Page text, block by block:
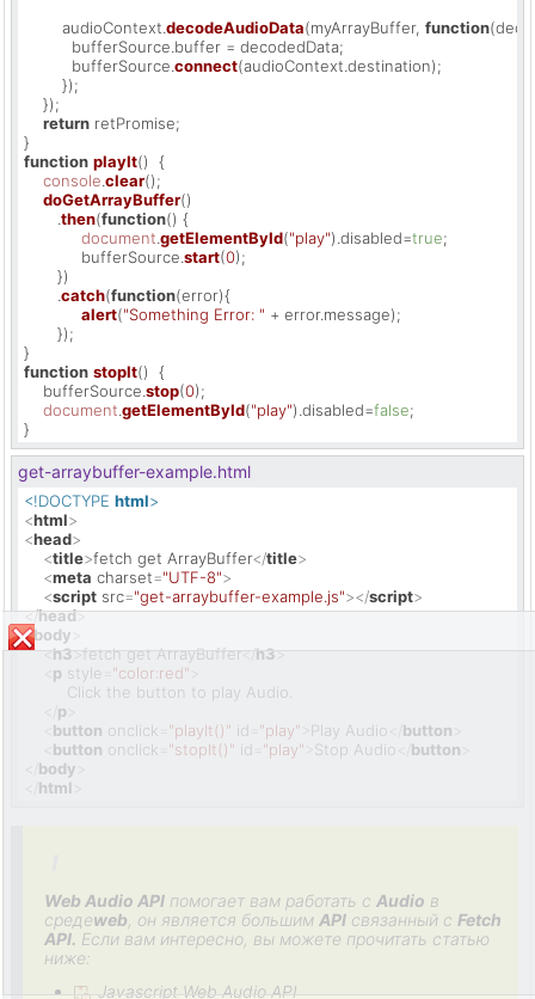
        audioContext.
decodeAudioData(myArrayBuffer, function(
          bufferSource.
buffer = decodedData;
          bufferSource.
connect(audioContext. destination);
        });
    });
return retPromise;
function playIt()  {
console clear();
doGetArrayBuffer()
then(function() {
document getElementById("play"). disabled=true;
            bufferSource.
start(0);
       })
catch(function(error){
alert("Something Error: " + error.message);
       });
function stopIt()  {
    bufferSource.
stop(0);
document getElementById("play"). disabled=false;
}
get-arraybuffer-example.html
<!DOCTYPE html>
<html>
<head>
<title>fetch get ArrayBuffer</title>
<meta charset="UTF-8">
<script src="get-arraybuffer-example.js"></script>
</head>
<body
<h3>fetch get ArrayBuffer</h3>
p style "color:red"
         Click the button to play Audio.
p
button onclick "playIt()" id "play" Play Audio button
button onclick "stopIt()" id "play" Stop Audio button
body
html
Web Audio API помогает вам работать с Audio в
средеweb , он является большим API связанный с Fetch
API. Если вам интересно, вы можете прочитать статью
ниже:
Javascript Web Audio API